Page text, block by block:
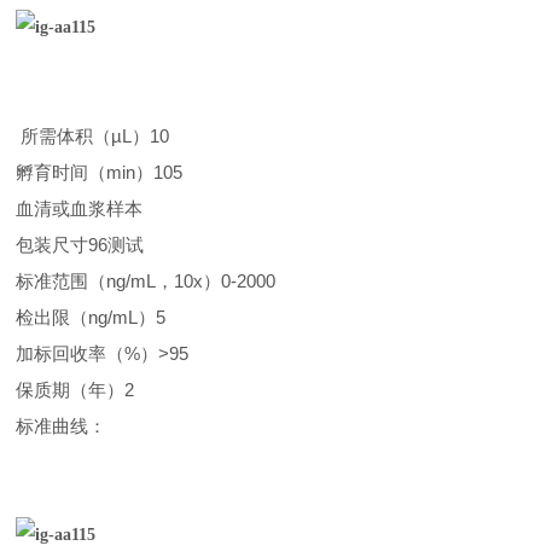
所需体积（µL）10
孵育时间（min）105
血清或血浆样本
包装尺寸96测试
标准范围（ng/mL，10x）0-2000
检出限（ng/mL）5
加标回收率（%）>95
保质期（年）2
标准曲线：